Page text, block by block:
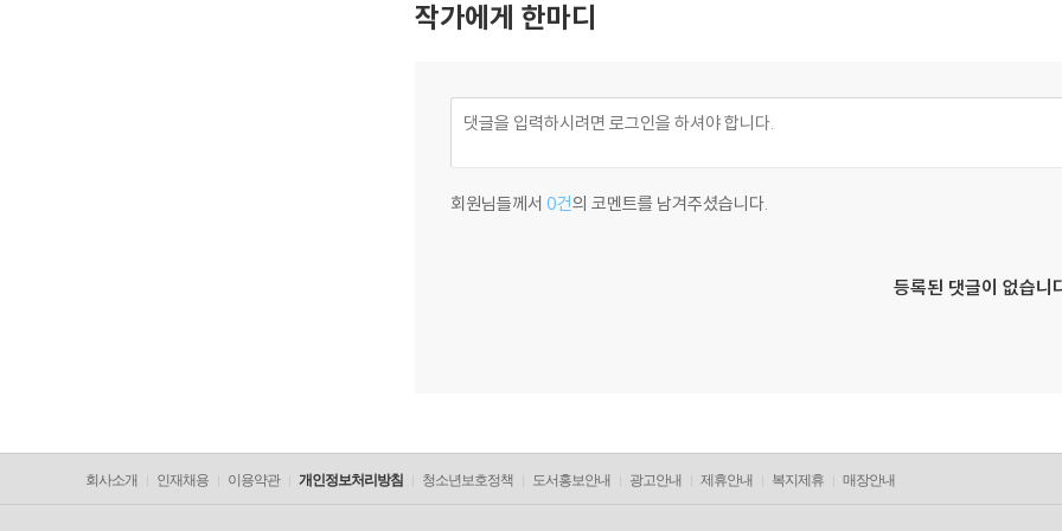
작가에게 한마디
회원님들께서 0건의 코멘트를 남겨주셨습니다.
등록된 댓글이 없습니
회사소개 인재채용 이용약관 개인정보처리방침 청소년보호정책 도서홍보안내 광고안내 제휴안내 복지제휴 매장안내